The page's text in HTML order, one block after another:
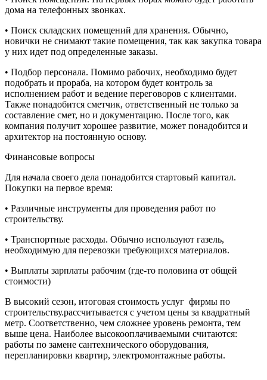
дома на телефонных звонках.
• Поиск складских помещений для хранения. Обычно,
новички не снимают такие помещения, так как закупка товара
у них идет под определенные заказы.
• Подбор персонала. Помимо рабочих, необходимо будет
подобрать и прораба, на котором будет контроль за
исполнением работ и ведение переговоров с клиентами.
Также понадобится сметчик, ответственный не только за
составление смет, но и документацию. После того, как
компания получит хорошее развитие, может понадобится и
архитектор на постоянную основу.
Финансовые вопросы
Для начала своего дела понадобится стартовый капитал.
Покупки на первое время:
• Различные инструменты для проведения работ по
строительству.
• Транспортные расходы. Обычно используют газель,
необходимую для перевозки требующихся материалов.
• Выплаты зарплаты рабочим (где-то половина от общей
стоимости)
В высокий сезон, итоговая стоимость услуг фирмы по
строительству.рассчитывается с учетом цены за квадратный
метр. Соответственно, чем сложнее уровень ремонта, тем
выше цена. Наиболее высокооплачиваемыми считаются:
работы по замене сантехнического оборудования,
перепланировки квартир, электромонтажные работы.